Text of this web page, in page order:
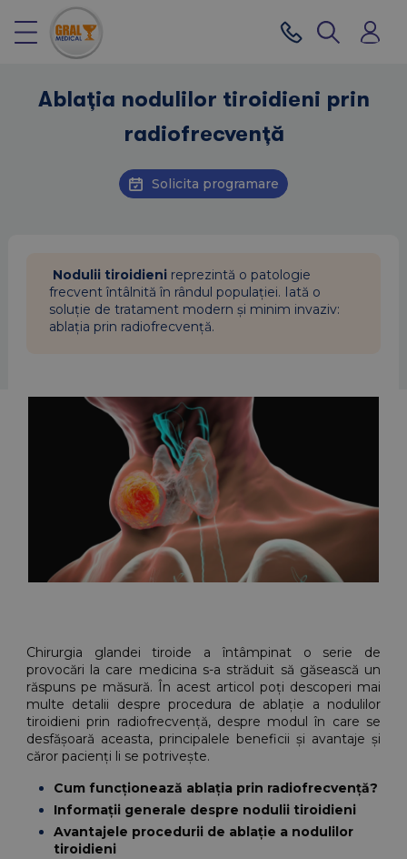
Ablația nodulilor tiroidieni prin
radiofrecvență
Solicita programare
Nodulii tiroidieni reprezintă o patologie
frecvent întâlnită în rândul populației. Iată o
soluție de tratament modern și minim invaziv:
ablația prin radiofrecvență.
Chirurgia glandei tiroide a întâmpinat o serie de
provocări la care medicina s-a străduit să găsească un
răspuns pe măsură. În acest articol poți descoperi mai
multe detalii despre procedura de ablație a nodulilor
tiroidieni prin radiofrecvență, despre modul în care se
desfășoară aceasta, principalele beneficii și avantaje și
căror pacienți li se potrivește.
Cum funcționează ablația prin radiofrecvență?
Informații generale despre nodulii tiroidieni
Avantajele procedurii de ablație a nodulilor
tiroidieni